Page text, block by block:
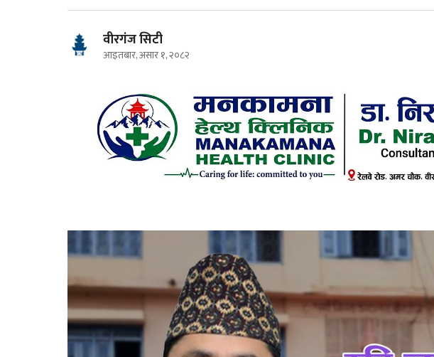
वीरगंज सिटी
आइतबार, असार १, २०८२